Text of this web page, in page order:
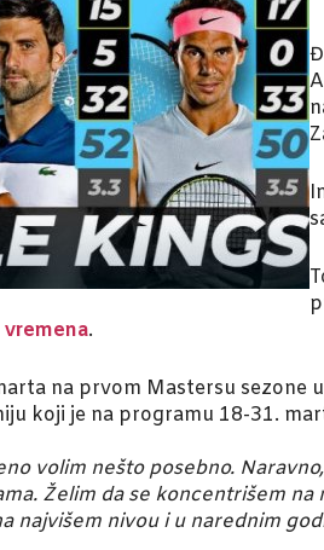
.
na prvom Mastersu sezone
koji je na programu 18-31.
volim nešto posebno.
Želim da se koncentrišem
najvišem nivou i u narednim